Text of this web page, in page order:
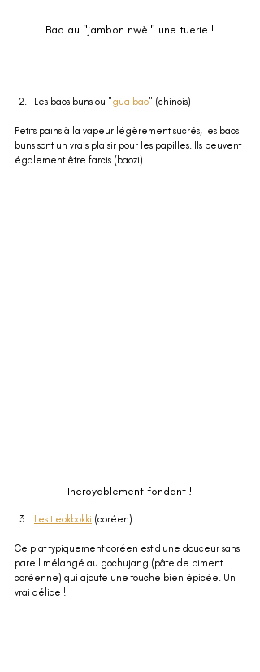
Bao au "jambon nwèl" une tuerie !
Les baos buns ou "gua bao" (chinois)
Petits pains à la vapeur légèrement sucrés, les baos
buns sont un vrais plaisir pour les papilles. Ils peuvent
également être farcis (baozi).
Incroyablement fondant !
Les tteokbokki (coréen)
Ce plat typiquement coréen est d'une douceur sans
pareil mélangé au gochujang (pâte de piment
coréenne) qui ajoute une touche bien épicée. Un
vrai délice !